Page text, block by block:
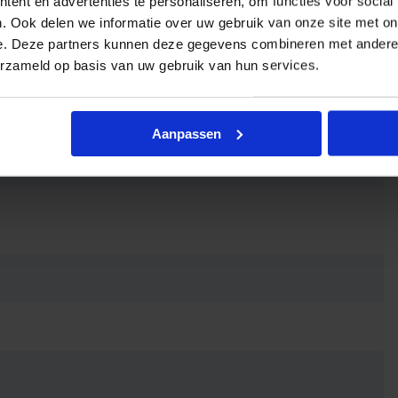
Ook delen we informatie over uw gebruik van onze site met
Deze partners kunnen deze gegevens combineren met
op basis van uw gebruik van hun services.
Aanpassen